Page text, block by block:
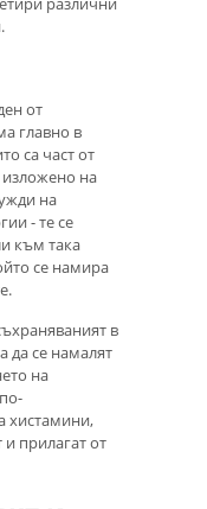
от
главно в
са част от
изложено на
на
- те се
към така
се намира
в
да се намалят
на
хистамини,
прилагат от